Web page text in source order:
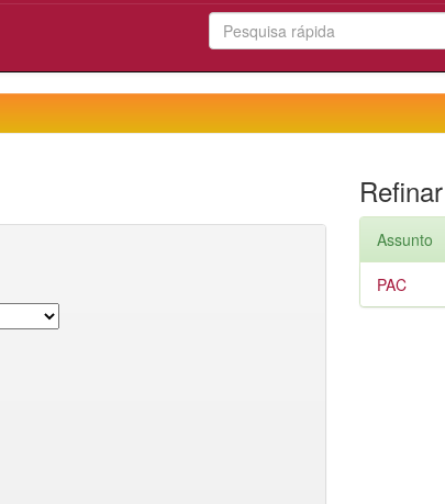
Refinar
Assunto
PAC